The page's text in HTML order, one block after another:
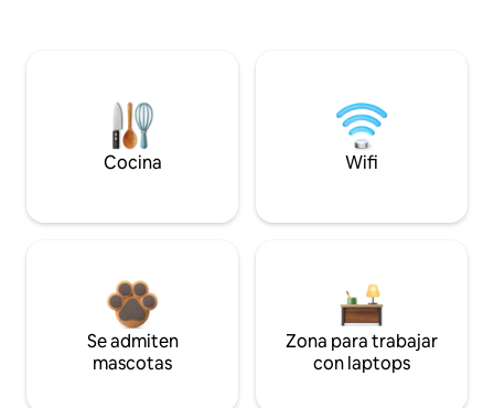
Cocina Wifi
Se admiten
mascotas
Zona para trabajar
con laptops